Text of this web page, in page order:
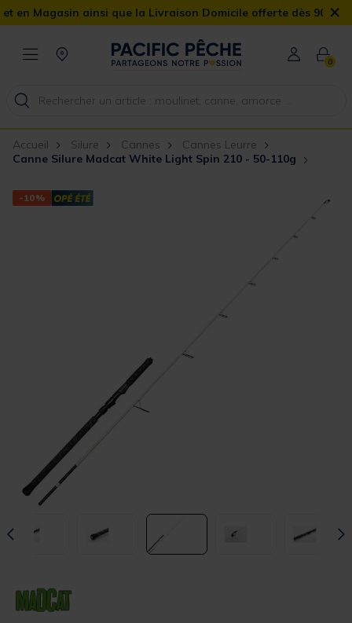
ainsi que la Livraison Domicile offerte dès 90€ ×
0
Accueil Silure Cannes
Cannes Leurre
Canne Silure Madcat White Light Spin 210 - 50-110g
-10%